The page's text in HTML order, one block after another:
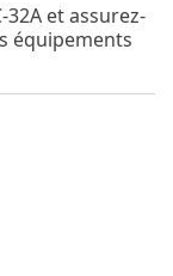
et assurez-
équipements